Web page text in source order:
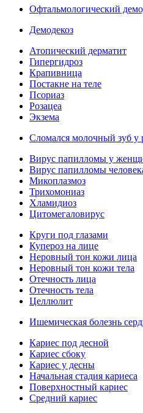
Офтальмологический
Демодекоз
Атопический дерматит
Гипергидроз
Крапивница
Постакне на теле
Псориаз
Розацеа
Экзема
Сломался молочный зуб у
Вирус папилломы у
Вирус папилломы
Микоплазмоз
Трихомониаз
Хламидиоз
Цитомегаловирус
Круги под глазами
Купероз на лице
Неровный тон кожи лица
Неровный тон кожи тела
Отечность лица
Отечность тела
Целлюлит
Ишемическая болезнь
Кариес под десной
Кариес сбоку
Кариес у десны
Начальная стадия кариеса
Поверхностный кариес
Средний кариес